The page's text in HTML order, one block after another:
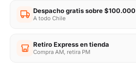
Despacho gratis sobre $100.000
A todo Chile
Retiro Express en tienda
Compra AM, retira PM